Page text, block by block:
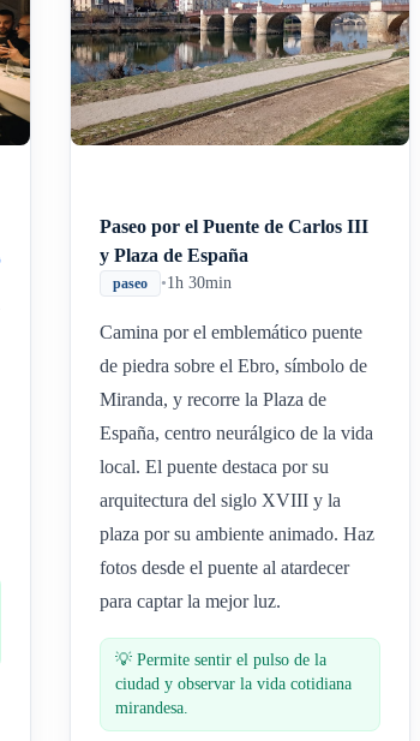
Paseo por el Puente de Carlos III
y Plaza de España
paseo •1h 30min
Camina por el emblemático puente
de piedra sobre el Ebro, símbolo de
Miranda, y recorre la Plaza de
España, centro neurálgico de la vida
local. El puente destaca por su
arquitectura del siglo XVIII y la
plaza por su ambiente animado. Haz
fotos desde el puente al atardecer
para captar la mejor luz.
💡Permite sentir el pulso de la
ciudad y observar la vida cotidiana
mirandesa.